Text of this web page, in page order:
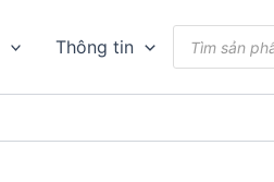
Thông tin
kiếm
phẩm